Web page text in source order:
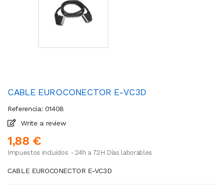
CABLE EUROCONECTOR E-VC3D
Referencia: 01408
Write a review
1,88 €
Impuestos incluidos 24h a 72H Días laborables
CABLE EUROCONECTOR E-VC3D